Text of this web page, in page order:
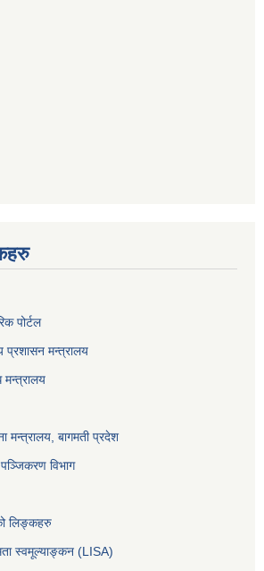
पोर्टल
प्रशासन मन्त्रालय
मन्त्रालय
मन्त्रालय, बागमती प्रदेश
विभाग
लिङ्कहरु
स्वमूल्याङ्कन (LISA)